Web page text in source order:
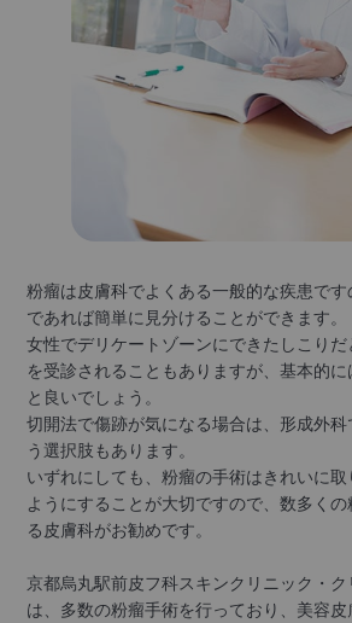
粉瘤は皮膚科でよくある一般的な疾患で
であれば簡単に見分けることができます。
女性でデリケートゾーンにできたしこり
を受診されることもありますが、基本的
と良いでしょう。
切開法で傷跡が気になる場合は、形成外
う選択肢もあります。
いずれにしても、粉瘤の手術はきれいに
ようにすることが大切ですので、数多く
る皮膚科がお勧めです。
京都烏丸駅前皮フ科スキンクリニック・
は、多数の粉瘤手術を行っており、美容